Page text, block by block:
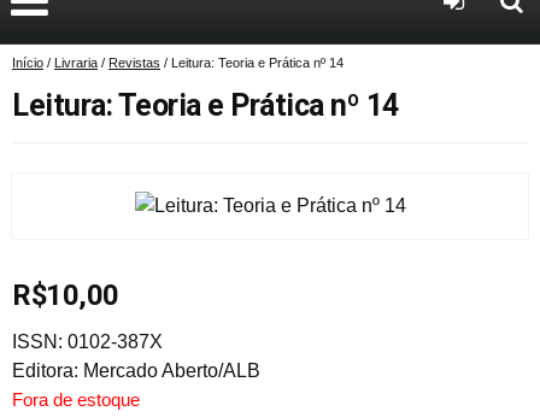
Início / Livraria / Revistas / Leitura: Teoria e Prática nº 14
Leitura: Teoria e Prática nº 14
R$10,00
ISSN: 0102-387X
Editora: Mercado Aberto/ALB
Fora de estoque